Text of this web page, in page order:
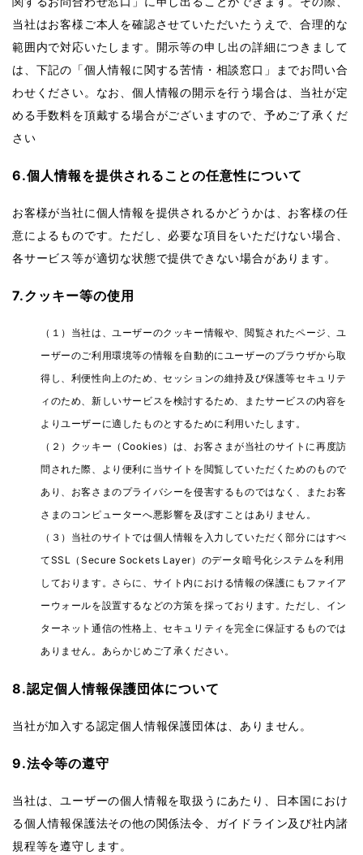
当社はお客様ご本人を確認させていただいたうえで、合理的な
範囲内で対応いたします。開示等の申し出の詳細につきまして
は、下記の「個人情報に関する苦情・相談窓口」までお問い合
わせください。なお、個人情報の開示を行う場合は、当社が定
める手数料を頂戴する場合がございますので、予めご了承くだ
さい
6.個人情報を提供されることの任意性について
お客様が当社に個人情報を提供されるかどうかは、お客様の任
意によるものです。ただし、必要な項目をいただけない場合、
各サービス等が適切な状態で提供できない場合があります。
7.クッキー等の使用
（１）当社は、ユーザーのクッキー情報や、閲覧されたページ、ユ
ーザーのご利用環境等の情報を自動的にユーザーのブラウザから取
得し、利便性向上のため、セッションの維持及び保護等セキュリテ
ィのため、新しいサービスを検討するため、またサービスの内容を
よりユーザーに適したものとするために利用いたします。
（２）クッキー（Cookies）は、お客さまが当社のサイトに再度訪
問された際、より便利に当サイトを閲覧していただくためのもので
あり、お客さまのプライバシーを侵害するものではなく、またお客
さまのコンピューターへ悪影響を及ぼすことはありません。
（３）当社のサイトでは個人情報を入力していただく部分にはすべ
てSSL（Secure Sockets Layer）のデータ暗号化システムを利用
しております。さらに、サイト内における情報の保護にもファイア
ーウォールを設置するなどの方策を採っております。ただし、イン
ターネット通信の性格上、セキュリティを完全に保証するものでは
ありません。あらかじめご了承ください。
8.認定個人情報保護団体について
当社が加入する認定個人情報保護団体は、ありません。
9.法令等の遵守
当社は、ユーザーの個人情報を取扱うにあたり、日本国におけ
る個人情報保護法その他の関係法令、ガイドライン及び社内諸
規程等を遵守します。